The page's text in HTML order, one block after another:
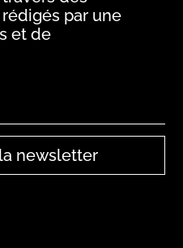
par une
et de
newsletter